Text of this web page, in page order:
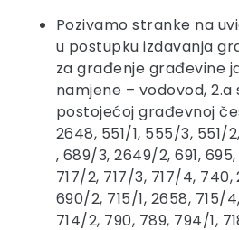
Pozivamo stranke na
u postupku izdavanja
za građenje građevine
namjene – vodovod, 2.a
postojećoj građevnoj
2648, 551/1, 555/3, 551/
, 689/3, 2649/2, 691,
717/2, 717/3, 717/4,
690/2, 715/1, 2658, 715/
714/2, 790, 789, 794/1,